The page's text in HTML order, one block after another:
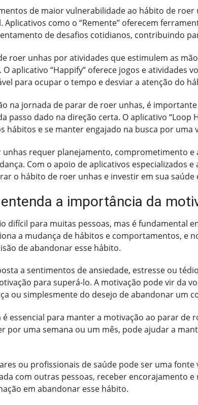
de maior vulnerabilidade ao hábito de roer
como o “Remente” oferecem
de desafios cotidianos, contribuindo
roer unhas por atividades que estimulem as
aplicativo “Happify” oferece jogos e atividades
para ocupar o tempo e desviar a atenção do
na jornada de parar de roer unhas, é
passo dado na direção certa. O aplicativo “Loop
hábitos e se manter engajado na busca por uma
requer planejamento, comprometimento e
Com o apoio de aplicativos especializados
o hábito de roer unhas e investir em sua saúde
a importância da
difícil para muitas pessoas, mas é fundamental
a mudança de hábitos e comportamentos, e
de abandonar esse hábito.
a sentimentos de ansiedade, estresse ou
para superá-lo. A motivação pode vir da
ou simplesmente do desejo de abandonar um
essencial para manter a motivação ao parar de
por uma semana ou um mês, pode ajudar a
ou profissionais de saúde pode ser uma
com outras pessoas, receber encorajamento
em abandonar esse hábito.